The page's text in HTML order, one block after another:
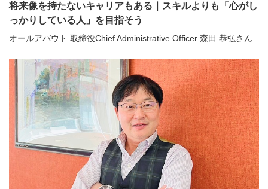
将来像を持たないキャリアもある｜スキルよりも「心がし
っかりしている人」を目指そう
オールアバウト 取締役Chief Administrative Officer 森田 恭弘さん